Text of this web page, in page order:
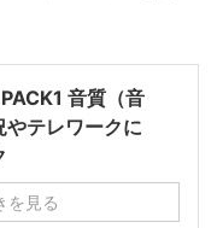
音質（音
テレワークに
を見る